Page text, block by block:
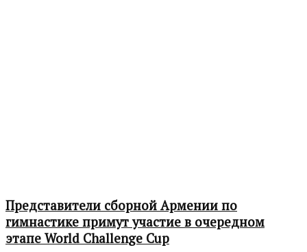
Представители сборной Армении по
гимнастике примут участие в очередном
этапе World Challenge Cup